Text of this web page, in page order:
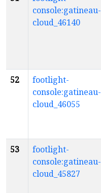
console:gatineau-
cloud_46140
52
footlight-
console:gatineau-
cloud_46055
53
footlight-
console:gatineau-
cloud_45827